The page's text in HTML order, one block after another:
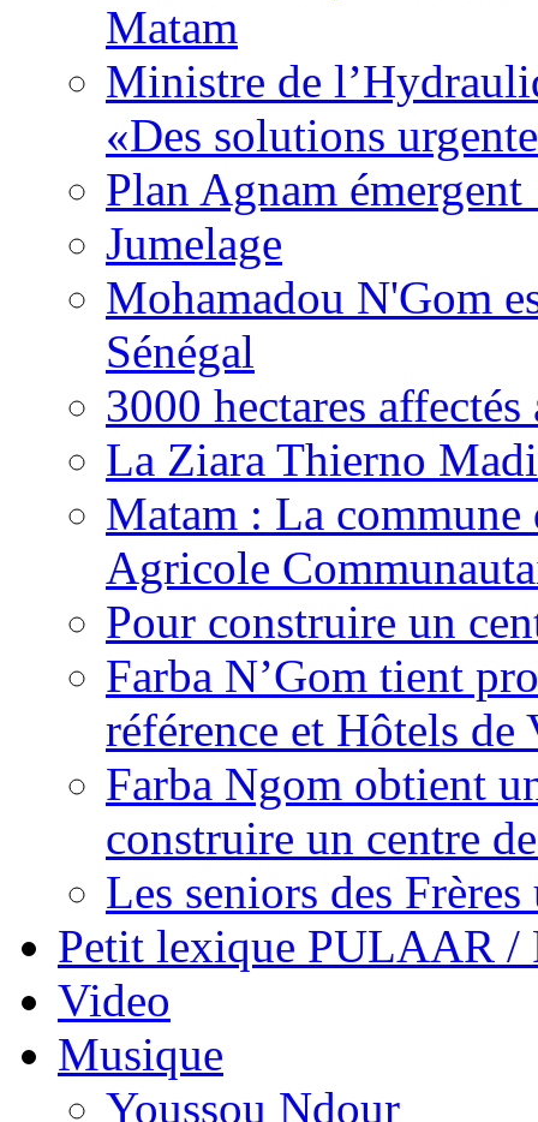
Matam
Ministre de
«Des solutions
Plan Agnam
Jumelage
Mohamadou N'Gom
Sénégal
3000 hectares
La Ziara Thierno
Matam : La
Agricole
Pour construire un
Farba N’Gom tient
référence et Hôtels
Farba Ngom obtient
construire un centre
Les seniors des Frères
Petit lexique PULAAR
Video
Musique
Youssou Ndour